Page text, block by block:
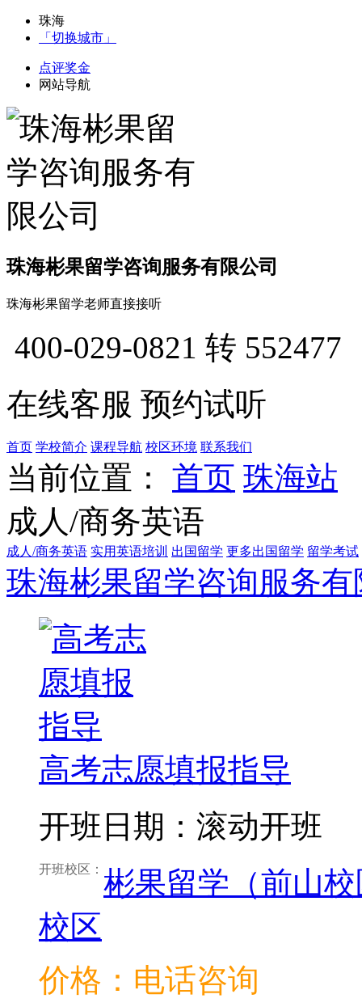
珠海
「切换城市」
点评奖金
网站导航
珠海彬果留学咨询服务有限公司
珠海彬果留学老师直接接听
400-029-0821 转 552477
在线客服 预约试听
首页 学校简介 课程导航 校区环境 联系我们
当前位置： 首页 珠海站
成人/商务英语
成人/商务英语 实用英语培训 出国留学 更多出国留学 留学考试
珠海彬果留学咨询服务有
高考志愿填报指导
开班日期：滚动开班
开班校区： 彬果留学（前山
校区
价格：电话咨询